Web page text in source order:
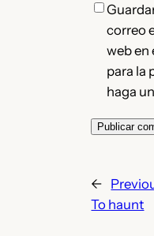
correo
web en
para la
haga
←
To haunt